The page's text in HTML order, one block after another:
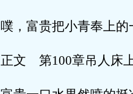
噗，富贵把小青奉上
正文 第100章吊人床